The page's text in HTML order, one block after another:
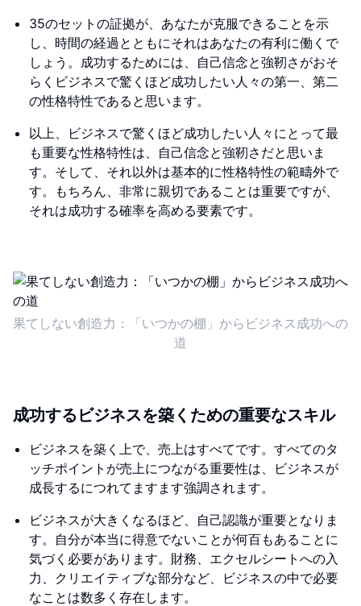
35のセットの証拠が、あなたが克服できることを示
し、時間の経過とともにそれはあなたの有利に働くで
しょう。成功するためには、自己信念と強靭さがおそ
らくビジネスで驚くほど成功したい人々の第一、第二
の性格特性であると思います。
以上、ビジネスで驚くほど成功したい人々にとって最
も重要な性格特性は、自己信念と強靭さだと思いま
す。そして、それ以外は基本的に性格特性の範疇外で
す。もちろん、非常に親切であることは重要ですが、
それは成功する確率を高める要素です。
果てしない創造力：「いつかの棚」からビジネス成功への
道
成功するビジネスを築くための重要なスキル
ビジネスを築く上で、売上はすべてです。すべてのタ
ッチポイントが売上につながる重要性は、ビジネスが
成長するにつれてますます強調されます。
ビジネスが大きくなるほど、自己認識が重要となりま
す。自分が本当に得意でないことが何百もあることに
気づく必要があります。財務、エクセルシートへの入
力、クリエイティブな部分など、ビジネスの中で必要
なことは数多く存在します。